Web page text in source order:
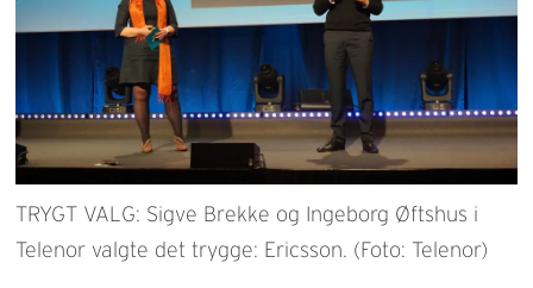
TRYGT VALG: Sigve Brekke og Ingeborg Øftshus i
Telenor valgte det trygge: Ericsson. (Foto: Telenor)